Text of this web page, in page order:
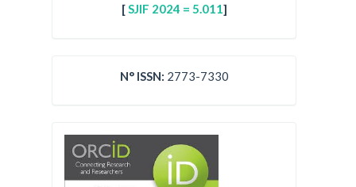
[SJIF 2024 = 5.011]
N° ISSN: 2773-7330